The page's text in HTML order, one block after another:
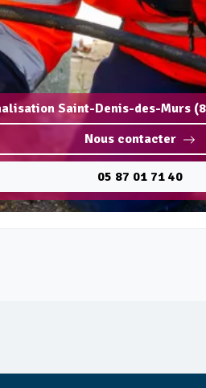
Saint-Denis-des-Murs
Nous contacter
05 87 01 71 40